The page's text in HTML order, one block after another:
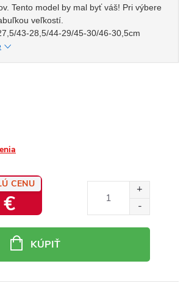
Tento model by mal byť váš! Pri výbere
veľkostí.
43-28,5/44-29/45-30/46-30,5cm
CENU
KÚPIŤ